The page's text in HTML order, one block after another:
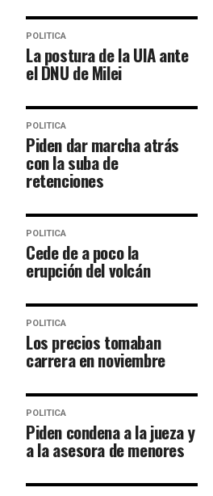
POLITICA
La postura de la UIA ante
el DNU de Milei
POLITICA
Piden dar marcha atrás
con la suba de
retenciones
POLITICA
Cede de a poco la
erupción del volcán
POLITICA
Los precios tomaban
carrera en noviembre
POLITICA
Piden condena a la jueza y
a la asesora de menores